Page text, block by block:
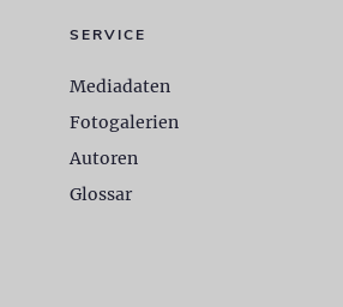
SERVICE
Mediadaten
Fotogalerien
Autoren
Glossar